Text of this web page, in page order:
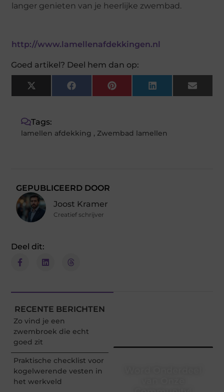
langer genieten van je heerlijke zwembad.
http://www.lamellenafdekkingen.nl
Goed artikel? Deel hem dan op:
X
(Twitter)
FacebookPinterestLinkedIn Email
Tags:
lamellen afdekking , Zwembad lamellen
GEPUBLICEERD DOOR
Joost Kramer
Creatief schrijver
Deel dit:
RECENTE BERICHTEN
Zo vind je een
zwembroek die echt
goed zit
Praktische checklist voor
kogelwerende vesten in
het werkveld